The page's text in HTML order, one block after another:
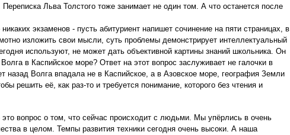
Льва Толстого тоже занимает не один том. А что останется после
экзаменов - пусть абитуриент напишет сочинение на пяти страницах, в
изложить свои мысли, суть проблемы демонстрирует интеллектуальный
используют, не может дать объективной картины знаний школьника. Он
в Каспийское море? Ответ на этот вопрос заслуживает не галочки в
Волга впадала не в Каспийское, а в Азовское море, география Земли
решить её, как раз-то и требуется понимание, которого без чтения и
это вопрос о том, что сейчас происходит с людьми. Мы упёрлись в очень
в целом. Темпы развития техники сегодня очень высоки. А наша